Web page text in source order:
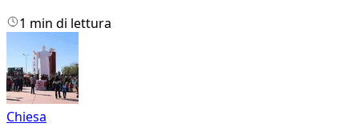
1 min di lettura
Chiesa